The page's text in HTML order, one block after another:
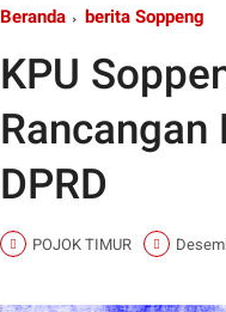
Beranda berita Soppeng
KPU
DPRD
POJOK TIMUR